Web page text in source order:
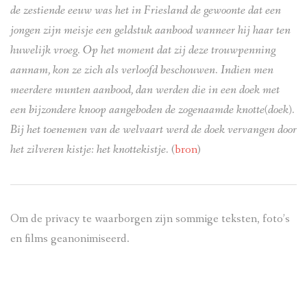
de zestiende eeuw was het in Friesland de gewoonte dat een
jongen zijn meisje een geldstuk aanbood wanneer hij haar ten
huwelijk vroeg. Op het moment dat zij deze trouwpenning
aannam, kon ze zich als verloofd beschouwen. Indien men
meerdere munten aanbood, dan werden die in een doek met
een bijzondere knoop aangeboden de zogenaamde knotte(doek).
Bij het toenemen van de welvaart werd de doek vervangen door
het zilveren kistje: het knottekistje. (bron)
Om de privacy te waarborgen zijn sommige teksten, foto’s
en films geanonimiseerd.